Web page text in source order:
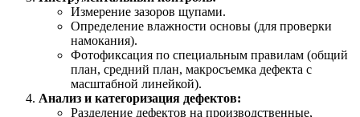
Измерение зазоров щупами.
Определение влажности основы (для проверки
намокания).
Фотофиксация по специальным правилам (общий
план, средний план, макросъемка дефекта с
масштабной линейкой).
Анализ и категоризация дефектов:
Разделение дефектов на производственные,